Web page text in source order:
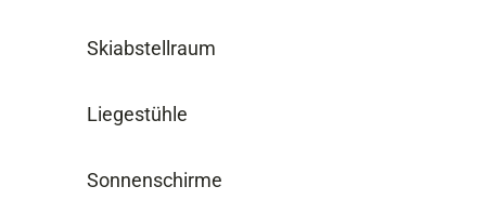
Skiabstellraum
Liegestühle
Sonnenschirme